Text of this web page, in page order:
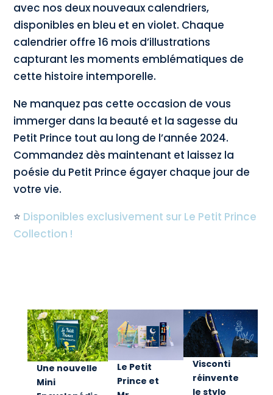
avec nos deux nouveaux calendriers,
disponibles en bleu et en violet. Chaque
calendrier offre 16 mois d’illustrations
capturant les moments emblématiques de
cette histoire intemporelle.
Ne manquez pas cette occasion de vous
immerger dans la beauté et la sagesse du
Petit Prince tout au long de l’année 2024.
Commandez dès maintenant et laissez la
poésie du Petit Prince égayer chaque jour de
votre vie.
⭐ Disponibles exclusivement sur Le Petit Prince
Collection !
Une nouvelle
Mini
Le Petit
Prince et
Visconti
réinvente
le stylo